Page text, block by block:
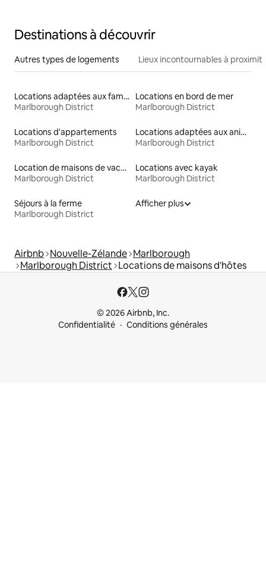
Destinations à découvrir
Autres types de logements Lieux incontournables à
Locations adaptées aux familles
Marlborough District
Locations en bord de mer
Marlborough District
Locations d'appartements
Marlborough District
Locations adaptées aux animaux
Marlborough District
Location de maisons de vacances
Marlborough District
Locations avec kayak
Marlborough District
Séjours à la ferme
Marlborough District
Afficher plus
Airbnb Nouvelle-Zélande Marlborough
Marlborough District Locations de maisons d'hôtes
© 2026 Airbnb, Inc.
Confidentialité
Conditions générales